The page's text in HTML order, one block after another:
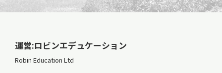
運営:ロビンエデュケーション
Robin Education Ltd